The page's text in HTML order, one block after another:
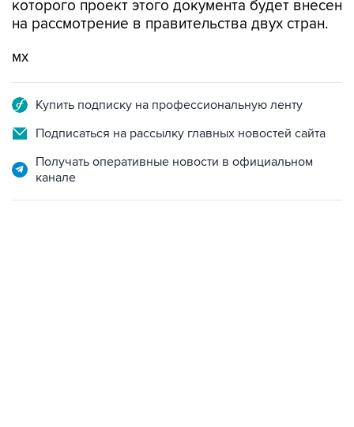
которого проект этого документа будет внесен
на рассмотрение в правительства двух стран.
мх
Купить подписку на профессиональную ленту
Подписаться на рассылку главных новостей сайта
Получать оперативные новости в официальном
канале